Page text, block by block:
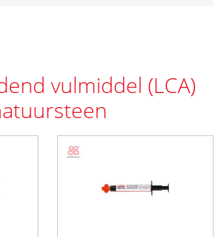
vulmiddel (LCA)